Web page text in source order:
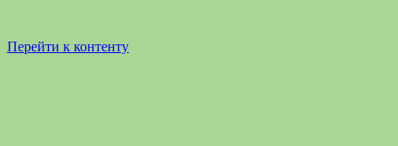
Перейти к контенту